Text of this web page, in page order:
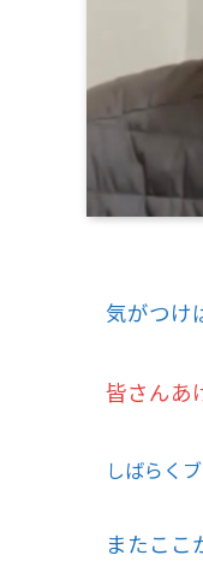
気がつけ
皆さんあ
しばらく
またこ